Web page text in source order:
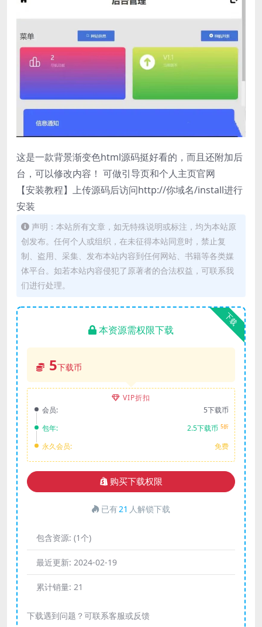
这是一款背景渐变色html源码挺好看的，而且还附加后
台，可以修改内容！ 可做引导页和个人主页官网
【安装教程】上传源码后访问http://你域名/install进行
安装
声明：本站所有文章，如无特殊说明或标注，均为本站原
创发布。任何个人或组织，在未征得本站同意时，禁止复
制、盗用、采集、发布本站内容到任何网站、书籍等各类媒
体平台。如若本站内容侵犯了原著者的合法权益，可联系我
们进行处理。
下载
本资源需权限下载
5下载币
VIP折扣
会员:
5下载币
包年:
2.5下载币 5折
永久会员: 免费
购买下载权限
已有21 人解锁下载
包含资源: (1个)
最近更新: 2024-02-19
累计销量: 21
下载遇到问题？可联系客服或反馈